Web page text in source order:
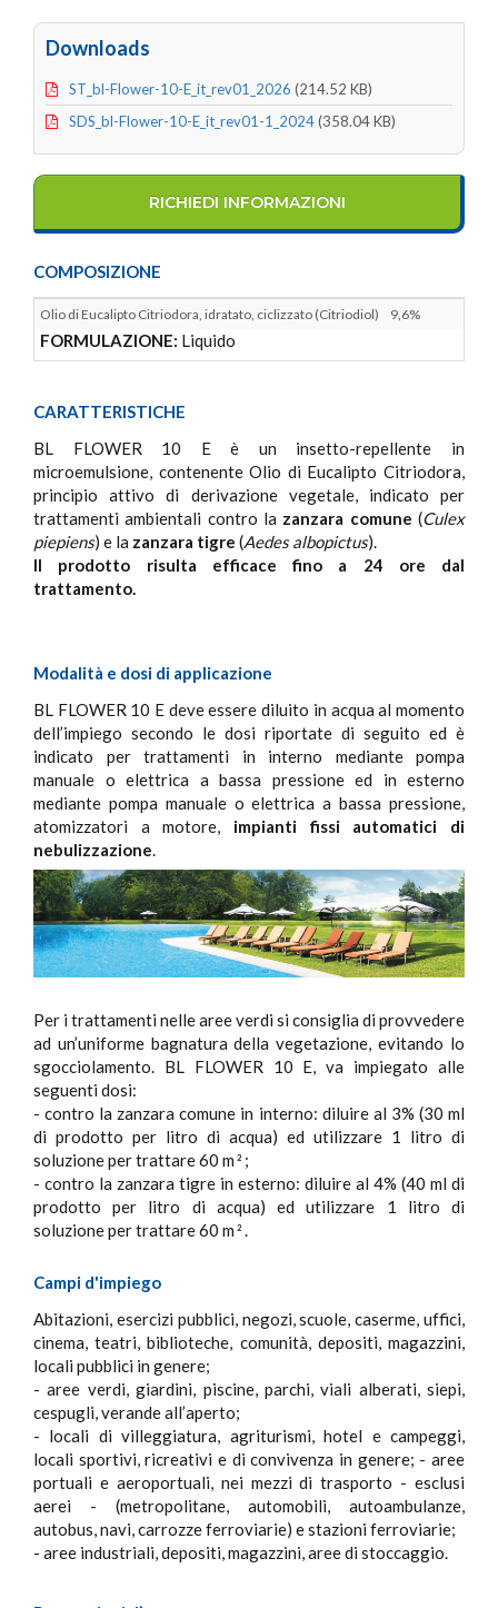
Downloads
ST_bl-Flower-10-E_it_rev01_2026 (214.52 KB)
SDS_bl-Flower-10-E_it_rev01-1_2024(358.04 KB)
RICHIEDI INFORMAZIONI
COMPOSIZIONE
Olio di Eucalipto Citriodora, idratato, ciclizzato (Citriodiol) 9,6%
FORMULAZIONE: Liquido
CARATTERISTICHE
BL FLOWER 10 E è un insetto-repellente in
microemulsione, contenente Olio di Eucalipto Citriodora,
principio attivo di derivazione vegetale, indicato per
trattamenti ambientali contro la zanzara comune (Culex
piepiens) e la zanzara tigre (Aedes albopictus).
Il prodotto risulta efficace fino a 24 ore dal
trattamento.
Modalità e dosi di applicazione
BL FLOWER 10 E deve essere diluito in acqua al momento
dell’impiego secondo le dosi riportate di seguito ed è
indicato per trattamenti in interno mediante pompa
manuale o elettrica a bassa pressione ed in esterno
mediante pompa manuale o elettrica a bassa pressione,
atomizzatori a motore, impianti fissi automatici di
nebulizzazione.
Per i trattamenti nelle aree verdi si consiglia di provvedere
ad un’uniforme bagnatura della vegetazione, evitando lo
sgocciolamento. BL FLOWER 10 E, va impiegato alle
seguenti dosi:
- contro la zanzara comune in interno: diluire al 3% (30 ml
di prodotto per litro di acqua) ed utilizzare 1 litro di
soluzione per trattare 60 m 2 ;
- contro la zanzara tigre in esterno: diluire al 4% (40 ml di
prodotto per litro di acqua) ed utilizzare 1 litro di
soluzione per trattare 60 m 2 .
Campi d'impiego
Abitazioni, esercizi pubblici, negozi, scuole, caserme, uffici,
cinema, teatri, biblioteche, comunità, depositi, magazzini,
locali pubblici in genere;
- aree verdi, giardini, piscine, parchi, viali alberati, siepi,
cespugli, verande all’aperto;
- locali di villeggiatura, agriturismi, hotel e campeggi,
locali sportivi, ricreativi e di convivenza in genere; - aree
portuali e aeroportuali, nei mezzi di trasporto - esclusi
aerei - (metropolitane, automobili, autoambulanze,
autobus, navi, carrozze ferroviarie) e stazioni ferroviarie;
- aree industriali, depositi, magazzini, aree di stoccaggio.